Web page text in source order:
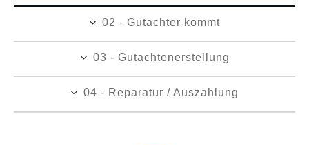
02 - Gutachter kommt
03 - Gutachtenerstellung
04 - Reparatur / Auszahlung